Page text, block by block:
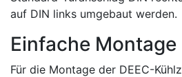
auf DIN links umgebaut werden.
Einfache Montage
Für die Montage der DEEC-